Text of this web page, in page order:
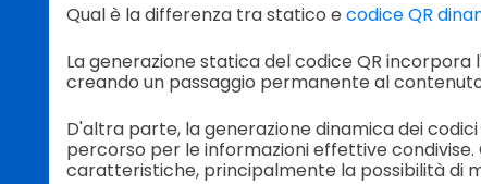
Qual è la differenza tra statico e codice QR
La generazione statica del codice QR incorpora
creando un passaggio permanente al
D'altra parte, la generazione dinamica dei
percorso per le informazioni effettive
caratteristiche, principalmente la possibilità di